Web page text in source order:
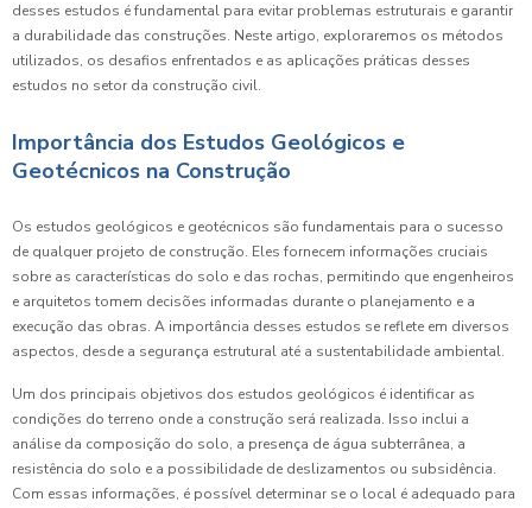
desses estudos é fundamental para evitar problemas estruturais e garantir
a durabilidade das construções. Neste artigo, exploraremos os métodos
utilizados, os desafios enfrentados e as aplicações práticas desses
estudos no setor da construção civil.
Importância dos Estudos Geológicos e
Geotécnicos na Construção
Os estudos geológicos e geotécnicos são fundamentais para o sucesso
de qualquer projeto de construção. Eles fornecem informações cruciais
sobre as características do solo e das rochas, permitindo que engenheiros
e arquitetos tomem decisões informadas durante o planejamento e a
execução das obras. A importância desses estudos se reflete em diversos
aspectos, desde a segurança estrutural até a sustentabilidade ambiental.
Um dos principais objetivos dos estudos geológicos é identificar as
condições do terreno onde a construção será realizada. Isso inclui a
análise da composição do solo, a presença de água subterrânea, a
resistência do solo e a possibilidade de deslizamentos ou subsidência.
Com essas informações, é possível determinar se o local é adequado para